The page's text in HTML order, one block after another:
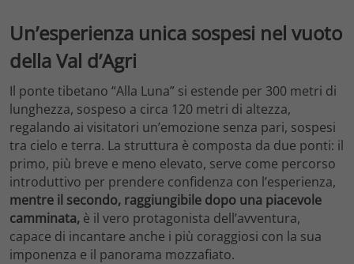
Un’esperienza unica sospesi nel vuoto
della Val d’Agri
Il ponte tibetano “Alla Luna” si estende per 300 metri di
lunghezza, sospeso a circa 120 metri di altezza,
regalando ai visitatori un’emozione senza pari, sospesi
tra cielo e terra. La struttura è composta da due ponti: il
primo, più breve e meno elevato, serve come percorso
introduttivo per prendere confidenza con l’esperienza,
mentre il secondo, raggiungibile dopo una piacevole
camminata, è il vero protagonista dell’avventura,
capace di incantare anche i più coraggiosi con la sua
imponenza e il panorama mozzafiato.